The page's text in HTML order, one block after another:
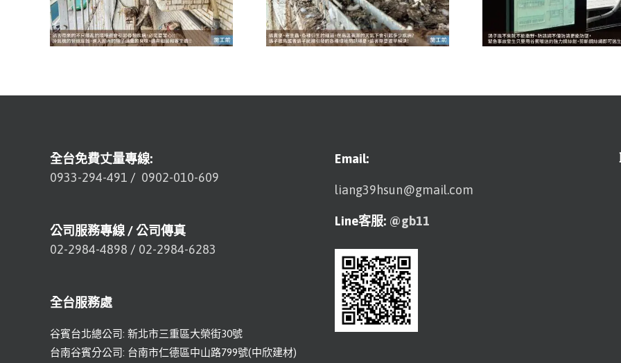
全台免費丈量專線:
0933-294-491 / 0902-010-609
公司服務專線 / 公司傳真
02-2984-4898 / 02-2984-6283
全台服務處
谷賓台北總公司: 新北市三重區大榮街30號
台南谷賓分公司: 台南市仁德區中山路799號(中欣建材)
Email:
liang39hsun@gmail.com
Line客服: @gb11